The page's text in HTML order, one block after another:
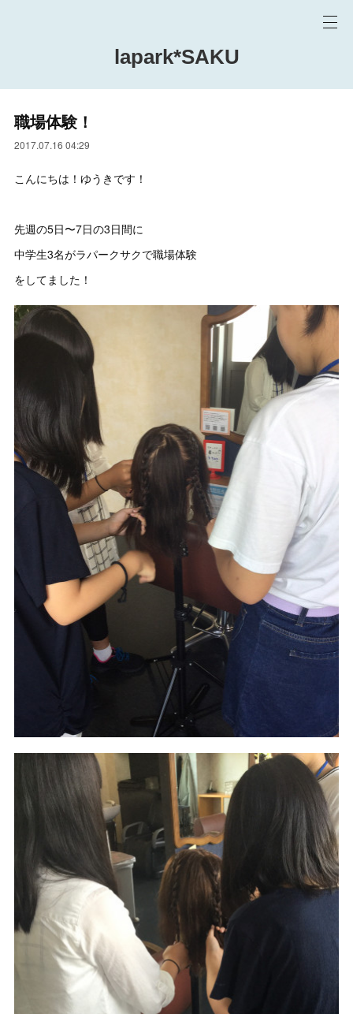
lapark*SAKU
職場体験！
2017.07.16 04:29
こんにちは！ゆうきです！
先週の5日〜7日の3日間に
中学生3名がラパークサクで職場体験
をしてました！